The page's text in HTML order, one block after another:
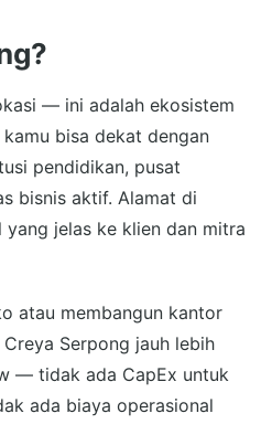
— ini adalah ekosistem
bisa dekat dengan
pendidikan, pusat
bisnis aktif. Alamat di
yang jelas ke klien dan mitra
atau membangun kantor
Serpong jauh lebih
— tidak ada CapEx untuk
ada biaya operasional